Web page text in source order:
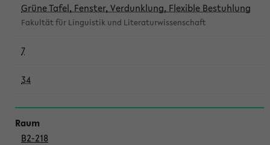
Grüne Tafel, Fenster, Verdunklung, Flexible Bestuhlung
Fakultät für Linguistik und Literaturwissenschaft
7
34
B2-218